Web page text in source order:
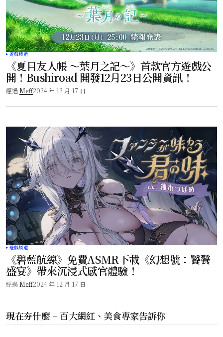
遊戲頻道
《夏目友人帳 ～葉月之記～》首款官方遊戲公
開！Bushiroad 開發12月23日公開資訊！
經過 Meff2024 年 12 月 17 日
遊戲頻道
《碧藍航線》免費ASMR下載《幻想號：饕餮
盛宴》帶來沉浸式感官體驗！
經過 Meff2024 年 12 月 17 日
現在夯什麼 – 百大網紅、美食專家告訴你